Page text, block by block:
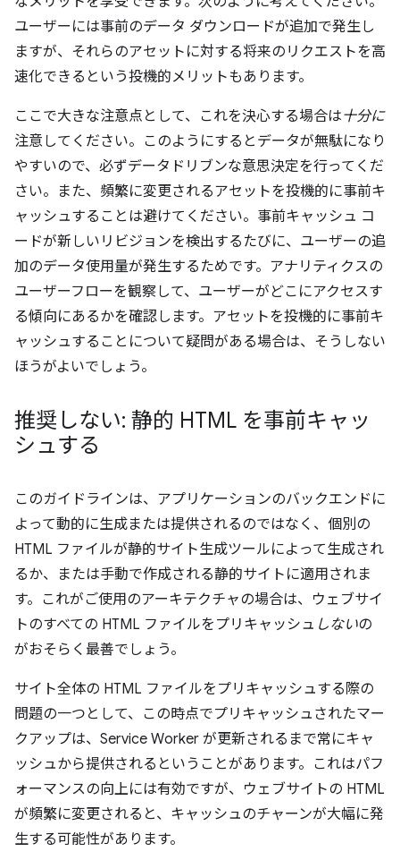
ユーザーには事前のデータ ダウンロードが追加で発生し
ますが、それらのアセットに対する将来のリクエストを高
速化できるという投機的メリットもあります。
ここで大きな注意点として、これを決心する場合は十分に
注意してください。このようにするとデータが無駄になり
やすいので、必ずデータドリブンな意思決定を行ってくだ
さい。また、頻繁に変更されるアセットを投機的に事前キ
ャッシュすることは避けてください。事前キャッシュ コ
ードが新しいリビジョンを検出するたびに、ユーザーの追
加のデータ使用量が発生するためです。アナリティクスの
ユーザーフローを観察して、ユーザーがどこにアクセスす
る傾向にあるかを確認します。アセットを投機的に事前キ
ャッシュすることについて疑問がある場合は、そうしない
ほうがよいでしょう。
推奨しない: 静的 HTML を事前キャッ
シュする
このガイドラインは、アプリケーションのバックエンドに
よって動的に生成または提供されるのではなく、個別の
HTML ファイルが静的サイト生成ツールによって生成され
るか、または手動で作成される静的サイトに適用されま
す。これがご使用のアーキテクチャの場合は、ウェブサイ
トのすべての HTML ファイルをプリキャッシュ しないの
がおそらく最善でしょう。
サイト全体の HTML ファイルをプリキャッシュする際の
問題の一つとして、この時点でプリキャッシュされたマー
クアップは、Service Worker が更新されるまで常にキャ
ッシュから提供されるということがあります。これはパフ
ォーマンスの向上には有効ですが、ウェブサイトの HTML
が頻繁に変更されると、キャッシュのチャーンが大幅に発
生する可能性があります。